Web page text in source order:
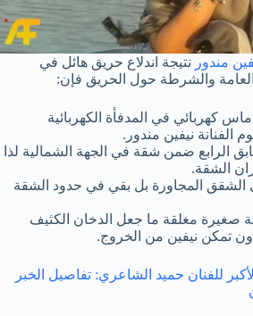
مندور نتيجة اندلاع حريق هائل في
العامة والشرطة حول الحريق فإن:
كهربائي في المدفأة الكهربائية
الفنانة نيفين مندور.
الرابع ضمن شقة في الجهة الشمالية لذا
الشقة.
الشقق المجاورة بل بقي في حدود الشقة
صغيرة مغلقة ما جعل الدخان الكثيف
تمكن نيفين من الخروج.
للفنان حميد الشاعري: تفاصيل الخبر